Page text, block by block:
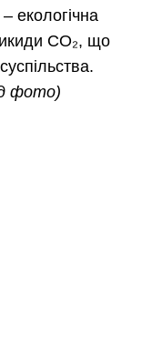
екологічна
CO₂, що
фото)